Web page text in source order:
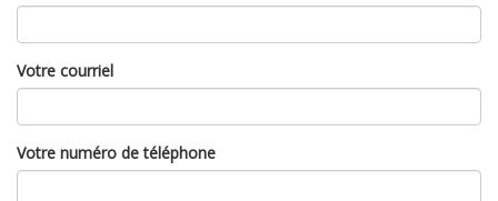
Votre courriel
Votre numéro de téléphone